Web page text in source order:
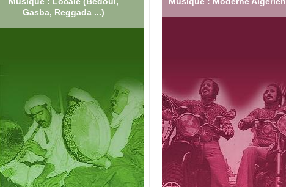
Gasba, Reggada ...)